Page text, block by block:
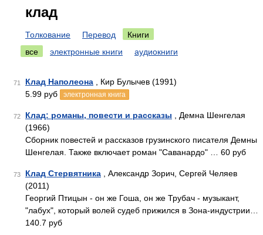
клад
Толкование Перевод
Книги
все
электронные книги аудиокниги
71 Клад Наполеона , Кир Булычев (1991)
5.99 руб
электронная книга
72 Клад: романы, повести и рассказы , Демна Шенгелая
(1966)
Сборник повестей и рассказов грузинского писателя Демны
Шенгелая. Также включает роман "Саванардо" … 60 руб
73 Клад Стервятника , Александр Зорич, Сергей Челяев
(2011)
Георгий Птицын - он же Гоша, он же Трубач - музыкант,
"лабух", который волей судеб прижился в Зона-индустрии…
140.7 руб